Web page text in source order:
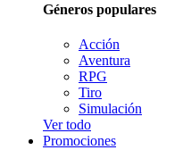
Géneros populares
Acción
Aventura
RPG
Tiro
Simulación
Ver todo
Promociones